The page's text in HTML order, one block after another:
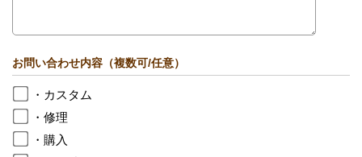
お問い合わせ内容（複数可/任意）
・カスタム
・修理
・購入